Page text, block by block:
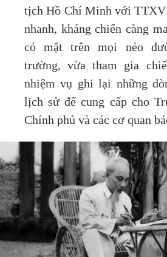
tịch Hồ Chí Minh với
nhanh, kháng chiến càng
có mặt trên mọi nẻo
trường, vừa tham gia
nhiệm vụ ghi lại những
lịch sử để cung cấp cho
Chính phủ và các cơ quan